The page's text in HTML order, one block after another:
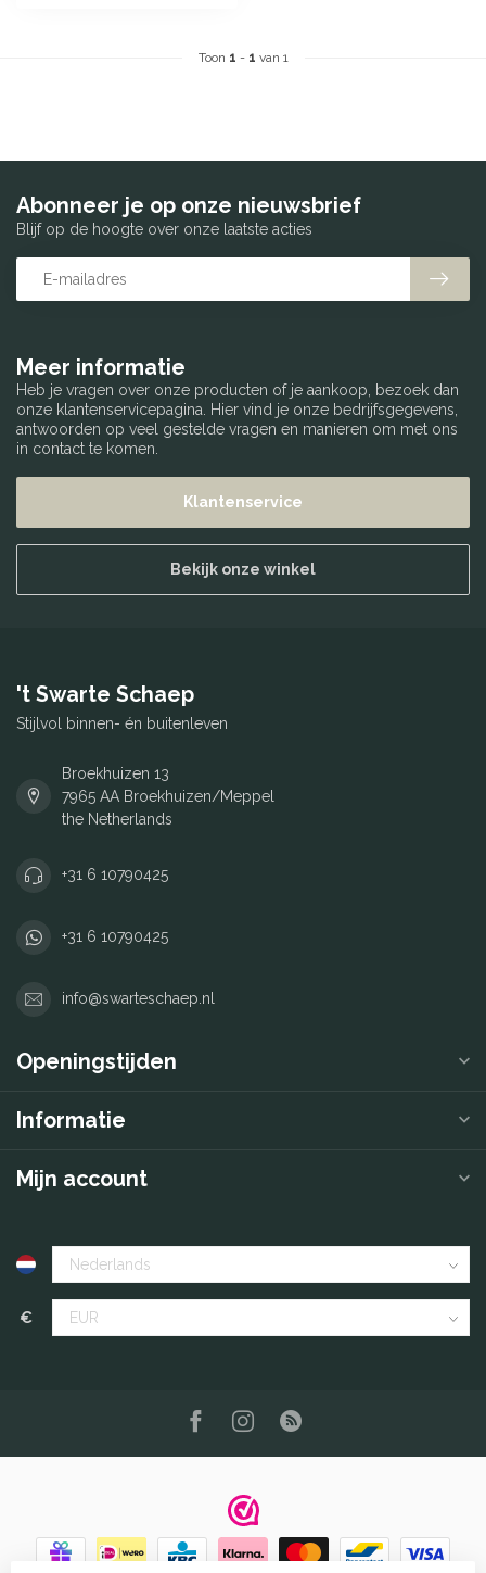
Toon 1 - 1 van 1
Meer informatie
Heb je vragen over onze producten of je aankoop, bezoek dan
onze klantenservicepagina. Hier vind je onze bedrijfsgegevens,
antwoorden op veel gestelde vragen en manieren om met ons
in contact te komen.
Klantenservice
Bekijk onze winkel
Abonneer je op onze nieuwsbrief
Blijf op de hoogte over onze laatste acties
't Swarte Schaep
Stijlvol binnen- én buitenleven
Broekhuizen 13
7965 AA Broekhuizen/Meppel
the Netherlands
+31 6 10790425
+31 6 10790425
info@swarteschaep.nl
Openingstijden
Informatie
Mijn account
€